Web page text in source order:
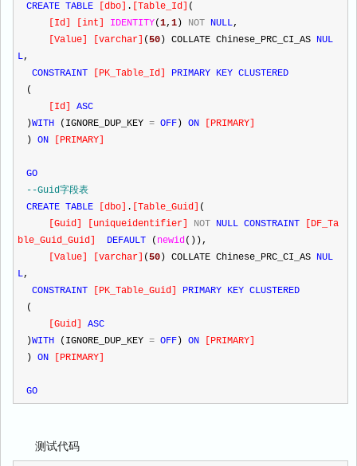
CREATE TABLE dbo . Table_Id
(
Id int IDENTITY(1, 1 ) NOT NULL,
Value varchar (50 ) COLLATE Chinese_PRC_CI_AS NUL
L,
CONSTRAINT
PK_Table_Id PRIMARY KEY CLUSTERED
(
Id
ASC
)WITH (IGNORE_DUP_KEY = OFF ) ON PRIMARY
) ON PRIMARY
GO
--Guid字段表
CREATE TABLE dbo . Table_Guid
(
Guid uniqueidentifier NOT NULL CONSTRAINT
DF_Ta
ble_Guid_Guid
DEFAULT ( newid()),
Value varchar (50 ) COLLATE Chinese_PRC_CI_AS NUL
L,
CONSTRAINT
PK_Table_Guid PRIMARY KEY CLUSTERED
(
Guid
ASC
)WITH (IGNORE_DUP_KEY = OFF ) ON PRIMARY
) ON PRIMARY
GO
测试代码